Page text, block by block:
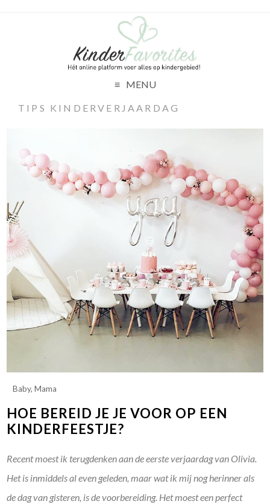
MENU
TIPS KINDERVERJAARDAG
Baby,Mama
HOE BEREID JE JE VOOR OP EEN
KINDERFEESTJE?
Recent moest ik terugdenken aan de eerste verjaardag van Olivia.
Het is inmiddels al even geleden, maar wat ik mij nog herinner als
de dag van gisteren, is de voorbereiding. Het moest een perfect